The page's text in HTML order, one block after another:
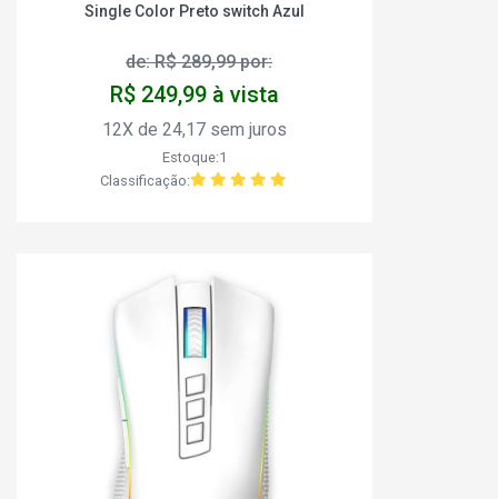
Single Color Preto switch Azul
de: R$ 289,99 por:
R$ 249,99 à vista
12X de 24,17 sem juros
Estoque:1
Classificação: